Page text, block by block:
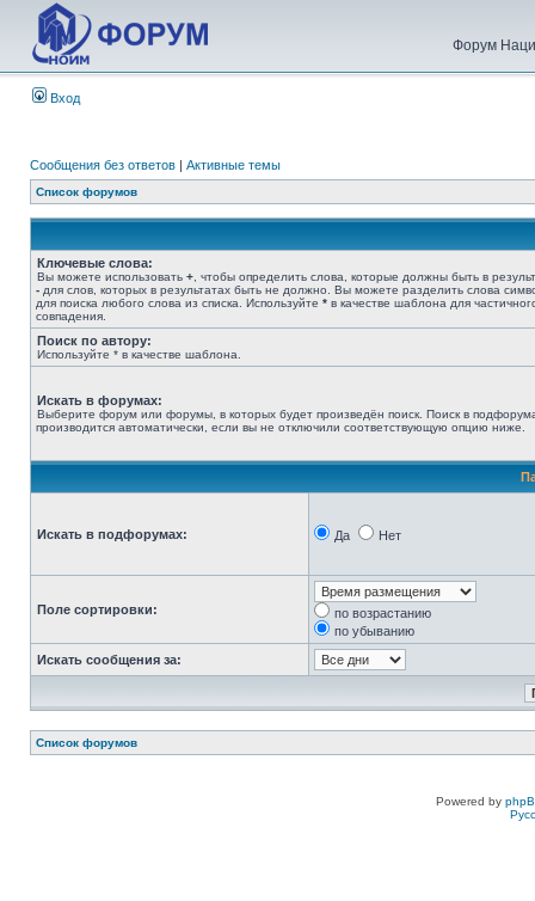
Форум
Вход
Сообщения без ответов | Активные темы
Список форумов
Ключевые слова:
Вы можете использовать + , чтобы определить слова, которые должны быть в
- для слов, которых в результатах быть не должно. Вы можете разделить слова
для поиска любого слова из списка. Используйте * в качестве шаблона для
совпадения.
Поиск по автору:
Используйте * в качестве шаблона.
Искать в форумах:
Выберите форум или форумы, в которых будет произведён поиск. Поиск в
производится автоматически, если вы не отключили соответствующую опцию ниже.
Искать в подфорумах: Да Нет
Поле сортировки:
по возрастанию
по убыванию
Искать сообщения за:
Список форумов
Powered by